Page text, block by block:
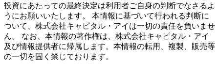
投資にあたっての最終決定は利用者ご自身の判断でなさるよ
うにお願いいたします。 本情報に基づいて行われる判断に
ついて、株式会社キャピタル・アイは一切の責任を負いませ
ん。 なお、本情報の著作権は、株式会社キャピタル・アイ
及び情報提供者に帰属します。本情報の転用、複製、販売等
の一切を固く禁じております。